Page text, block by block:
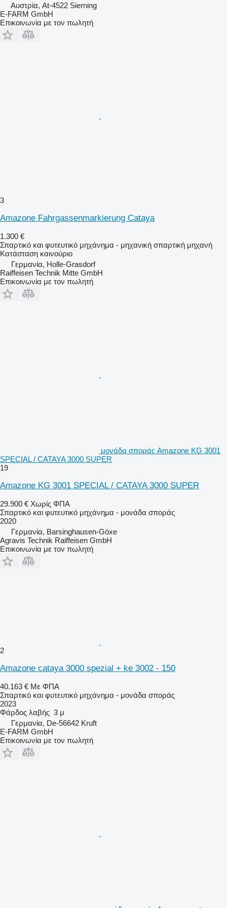
Αυστρία, At-4522 Sierning
E-FARM GmbH
Επικοινωνία με τον πωλητή
3
Amazone Fahrgassenmarkierung Cataya
1.300 €
Σπαρτικό και φυτευτικό μηχάνημα - μηχανική σπαρτική μηχανή
Κατάσταση καινούριο
Γερμανία, Holle-Grasdorf
Raiffeisen Technik Mitte GmbH
Επικοινωνία με τον πωλητή
μονάδα σποράς Amazone KG 3001
SPECIAL / CATAYA 3000 SUPER
19
Amazone KG 3001 SPECIAL / CATAYA 3000 SUPER
29.900 € Χωρίς ΦΠΑ
Σπαρτικό και φυτευτικό μηχάνημα - μονάδα σποράς
2020
Γερμανία, Barsinghausen-Göxe
Agravis Technik Raiffeisen GmbH
Επικοινωνία με τον πωλητή
2
Amazone cataya 3000 spezial + ke 3002 - 150
40.163 € Με ΦΠΑ
Σπαρτικό και φυτευτικό μηχάνημα - μονάδα σποράς
2023
Φάρδος λαβής 3 μ
Γερμανία, De-56642 Kruft
E-FARM GmbH
Επικοινωνία με τον πωλητή